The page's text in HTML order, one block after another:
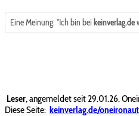
Eine Meinung: "Ich bin bei keinverlag.de
Leser, angemeldet seit 29.01.26.
Diese Seite: keinverlag.de/